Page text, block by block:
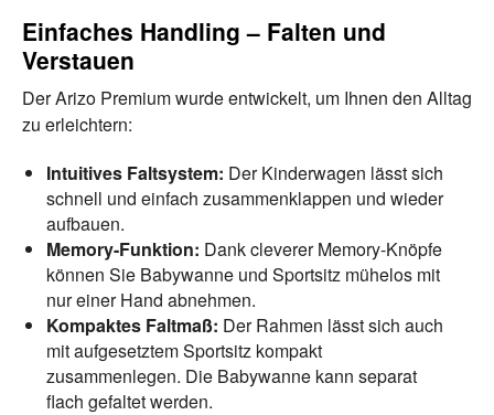
Einfaches Handling – Falten und
Verstauen
Der Arizo Premium wurde entwickelt, um Ihnen den Alltag
zu erleichtern:
Intuitives Faltsystem: Der Kinderwagen lässt sich
schnell und einfach zusammenklappen und wieder
aufbauen.
Memory-Funktion: Dank cleverer Memory-Knöpfe
können Sie Babywanne und Sportsitz mühelos mit
nur einer Hand abnehmen.
Kompaktes Faltmaß: Der Rahmen lässt sich auch
mit aufgesetztem Sportsitz kompakt
zusammenlegen. Die Babywanne kann separat
flach gefaltet werden.